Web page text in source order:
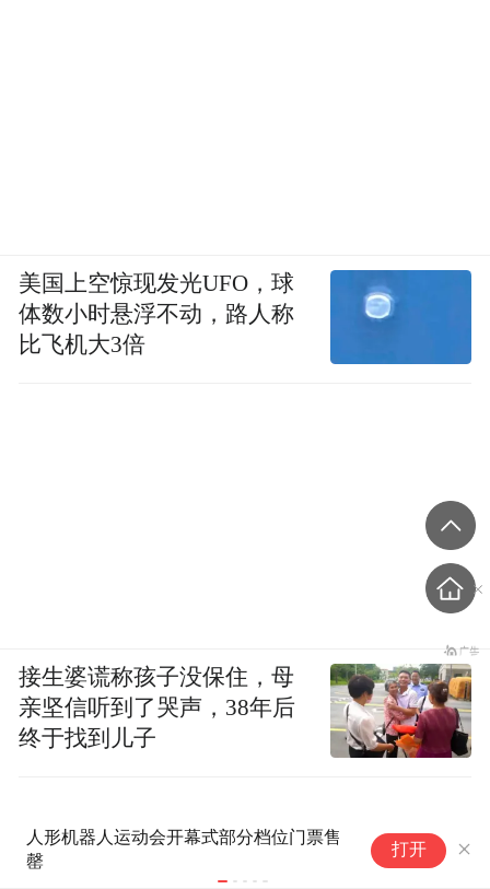
第十一届华为ICT大赛报名启动
打开
美国上空惊现发光UFO，球
体数小时悬浮不动，路人称
比飞机大3倍
接生婆谎称孩子没保住，母
亲坚信听到了哭声，38年后
终于找到儿子